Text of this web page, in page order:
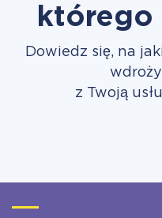
którego
Dowiedz się, na
z Twoją